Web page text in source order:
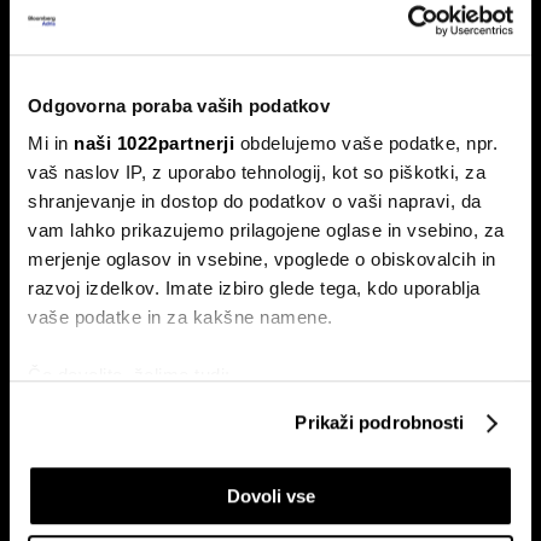
Odgovorna poraba vaših podatkov
Mi in naši 1022partnerji obdelujemo vaše podatke, npr.
vaš naslov IP, z uporabo tehnologij, kot so piškotki, za
shranjevanje in dostop do podatkov o vaši napravi, da
vam lahko prikazujemo prilagojene oglase in vsebino, za
merjenje oglasov in vsebine, vpoglede o obiskovalcih in
razvoj izdelkov. Imate izbiro glede tega, kdo uporablja
vaše podatke in za kakšne namene.
Identificirati napravo z aktivnim preverjanjem
lastnosti (odčitavanje prstnih odtisov)
Poglejte si še, kako se obdelujejo vaši osebni podatki in
Prikaži podrobnosti
Dovoli vse
Od kod prihaja dizel v Slovenijo in ali
bo cena še naprej rasla
Od začetka leta se je sod surove nafte brent podražil za
več kot 30 odstotkov. A potrošniki na bencinskih črpalkah
ne kupujejo surove nafte, temveč njihove derivate.
na Ljubljanski borzi: kdo zmaguje
EU z najnižjimi zalogami plina v
dveh desetletjih